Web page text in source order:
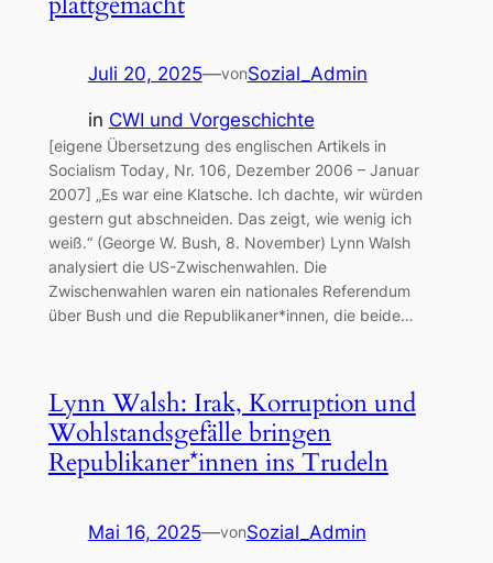
Juli 20, 2025—vonSozial_Admin
in CWI und Vorgeschichte
[eigene Übersetzung des englischen Artikels in
Socialism Today, Nr. 106, Dezember 2006 – Januar
2007] „Es war eine Klatsche. Ich dachte, wir würden
gestern gut abschneiden. Das zeigt, wie wenig ich
weiß.“ (George W. Bush, 8. November) Lynn Walsh
analysiert die US-Zwischenwahlen. Die
Zwischenwahlen waren ein nationales Referendum
über Bush und die Republikaner*innen, die beide…
Lynn Walsh: Irak, Korruption und
Wohlstandsgefälle bringen
Republikaner*innen ins Trudeln
Mai 16, 2025—vonSozial_Admin